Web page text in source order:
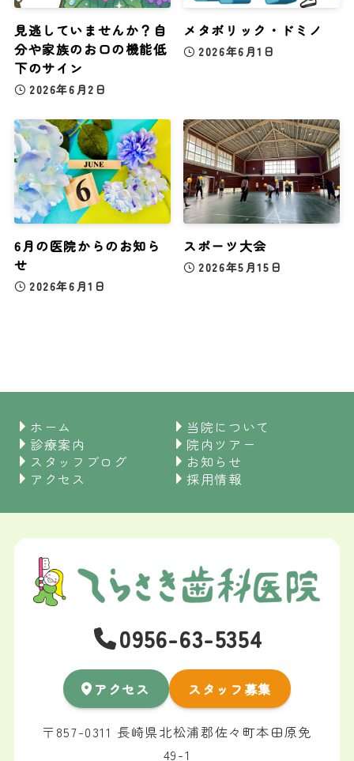
見逃していませんか？自
分や家族のお口の機能低
下のサイン
2026年6月2日
メタボリック・ドミノ
2026年6月1日
6月の医院からのお知ら
せ
2026年6月1日
スポーツ大会
2026年5月15日
ホーム
当院について
診療案内
院内ツアー
スタッフブログ
お知らせ
アクセス
採用情報
0956-63-5354
アクセス スタッフ募集
〒857-0311 長崎県北松浦郡佐々町本田原免
49-1